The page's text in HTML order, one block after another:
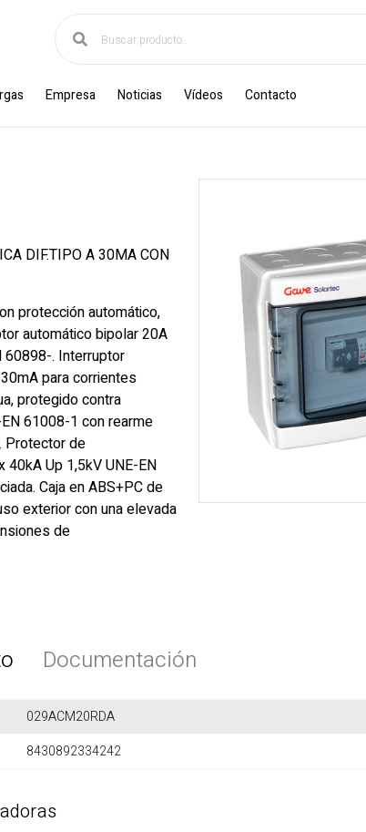
Empresa Noticias Vídeos Contacto
DIF.TIPO A 30MA CON
protección automático,
automático bipolar 20A
60898-. Interruptor
para corrientes
protegido contra
61008-1 con rearme
Protector de
Up 1,5kV UNE-EN
Caja en ABS+PC de
exterior con una elevada
de
Documentación
029ACM20RDA
8430892334242